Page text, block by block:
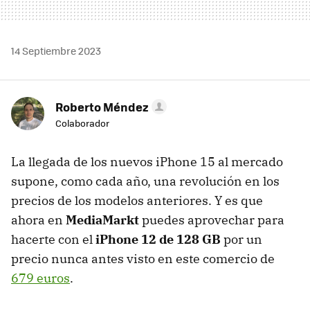
14 Septiembre 2023
Roberto Méndez
Colaborador
La llegada de los nuevos iPhone 15 al mercado
supone, como cada año, una revolución en los
precios de los modelos anteriores. Y es que
ahora en MediaMarktpuedes aprovechar para
hacerte con eliPhone 12 de 128 GB por un
precio nunca antes visto en este comercio de
679 euros.